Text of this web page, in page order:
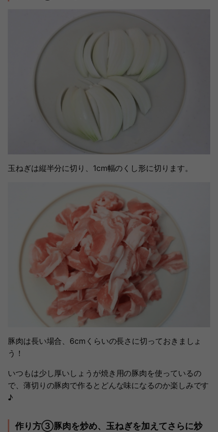
玉ねぎは縦半分に切り、1cm幅のくし形に切ります。
豚肉は長い場合、6cmくらいの長さに切っておきましょ
う！
いつもは少し厚いしょうが焼き用の豚肉を使っているの
で、薄切りの豚肉で作るとどんな味になるのか楽しみです
♪
作り方③豚肉を炒め、玉ねぎを加えてさらに炒